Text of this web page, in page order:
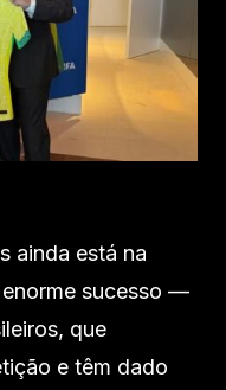
ainda está na
sucesso —
que
e têm dado